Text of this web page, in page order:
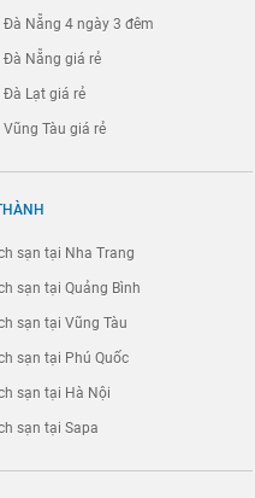
Đà Nẵng 4 ngày 3 đêm
Đà Nẵng giá rẻ
Đà Lạt giá rẻ
Vũng Tàu giá rẻ
sạn tại Nha Trang
sạn tại Quảng Bình
sạn tại Vũng Tàu
sạn tại Phú Quốc
sạn tại Hà Nội
sạn tại Sapa